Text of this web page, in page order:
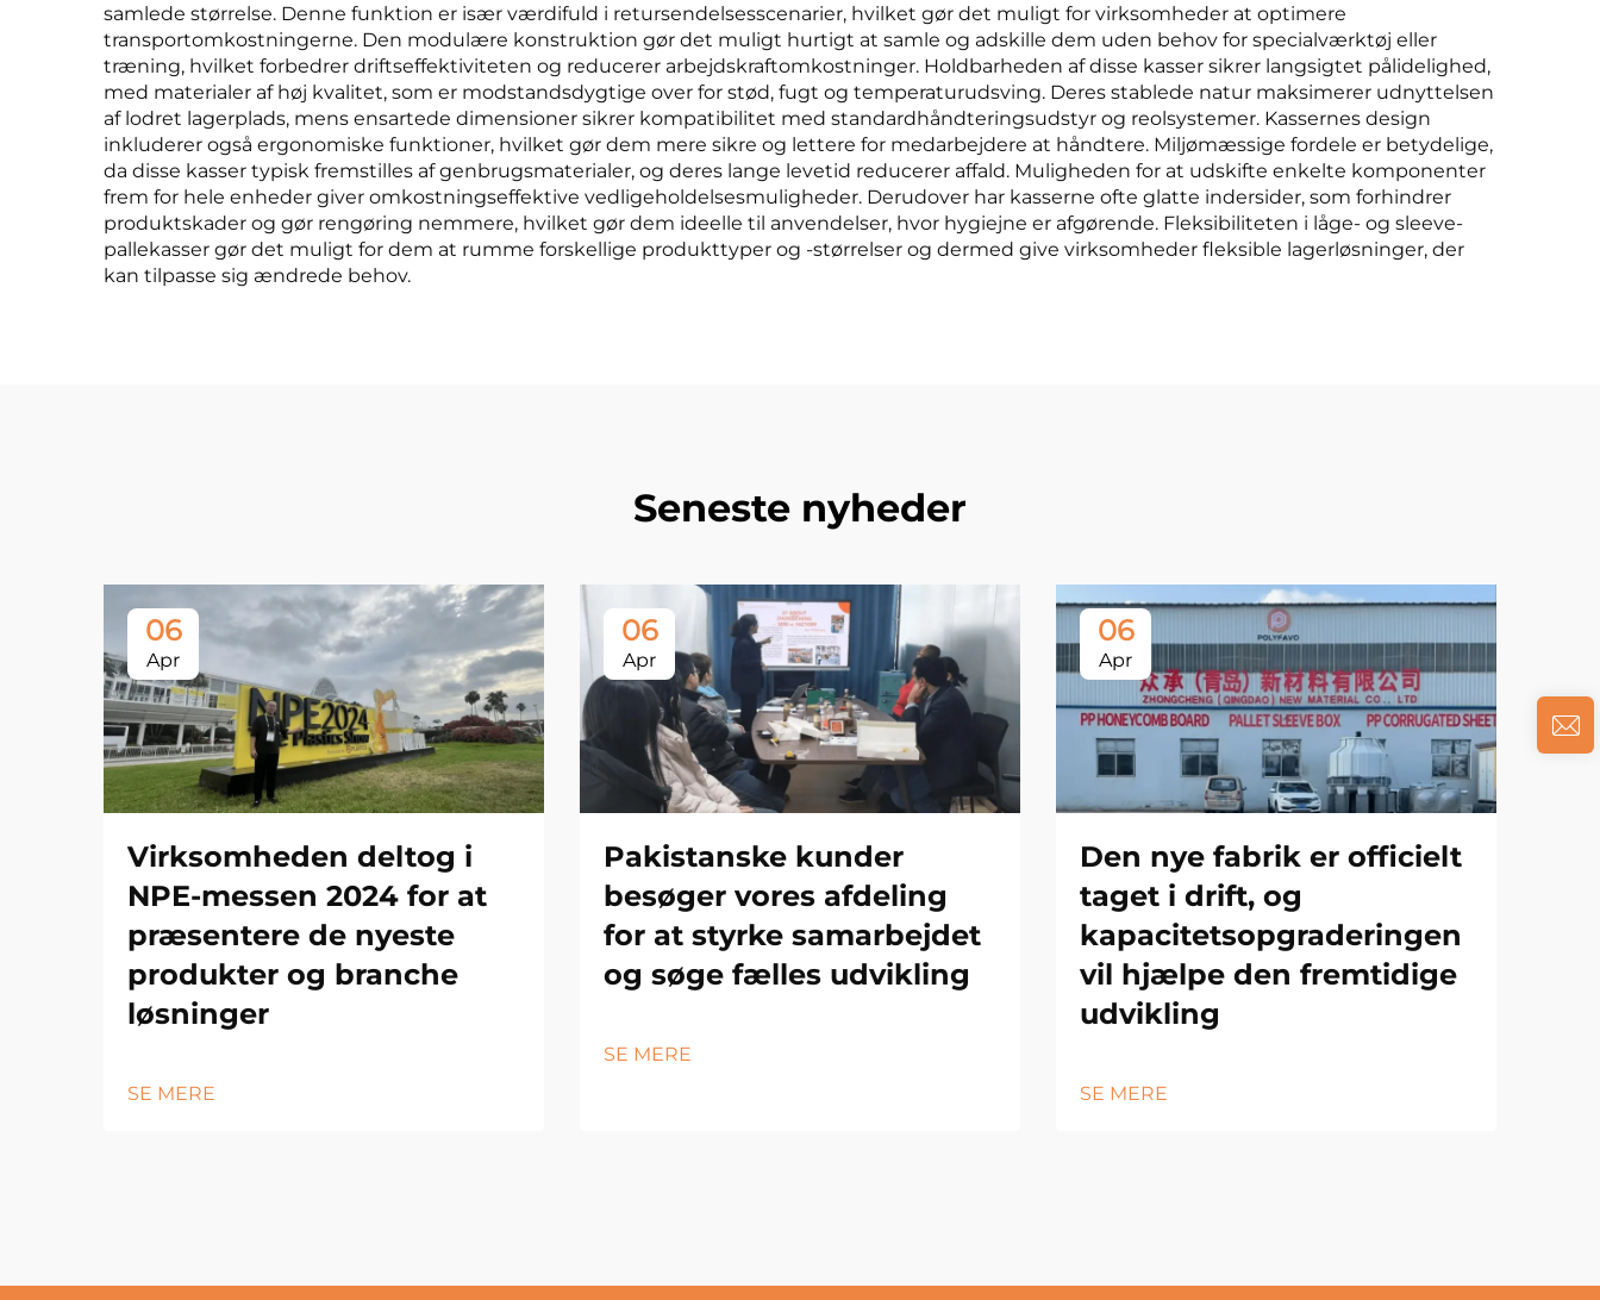
samlede størrelse. Denne funktion er især værdifuld i retursendelsesscenarier, hvilket gør det muligt for virksomheder at optimere
transportomkostningerne. Den modulære konstruktion gør det muligt hurtigt at samle og adskille dem uden behov for specialværktøj eller
træning, hvilket forbedrer driftseffektiviteten og reducerer arbejdskraftomkostninger. Holdbarheden af disse kasser sikrer langsigtet pålidelighed,
med materialer af høj kvalitet, som er modstandsdygtige over for stød, fugt og temperaturudsving. Deres stablede natur maksimerer udnyttelsen
af lodret lagerplads, mens ensartede dimensioner sikrer kompatibilitet med standardhåndteringsudstyr og reolsystemer. Kassernes design
inkluderer også ergonomiske funktioner, hvilket gør dem mere sikre og lettere for medarbejdere at håndtere. Miljømæssige fordele er betydelige,
da disse kasser typisk fremstilles af genbrugsmaterialer, og deres lange levetid reducerer affald. Muligheden for at udskifte enkelte komponenter
frem for hele enheder giver omkostningseffektive vedligeholdelsesmuligheder. Derudover har kasserne ofte glatte indersider, som forhindrer
produktskader og gør rengøring nemmere, hvilket gør dem ideelle til anvendelser, hvor hygiejne er afgørende. Fleksibiliteten i låge- og sleeve-
pallekasser gør det muligt for dem at rumme forskellige produkttyper og -størrelser og dermed give virksomheder fleksible lagerløsninger, der
kan tilpasse sig ændrede behov.
Seneste nyheder
06
Apr
Virksomheden deltog i
NPE-messen 2024 for at
præsentere de nyeste
produkter og branche
løsninger
SE MERE
06
Apr
Pakistanske kunder
besøger vores afdeling
for at styrke samarbejdet
og søge fælles udvikling
SE MERE
06
Apr
Den nye fabrik er officielt
taget i drift, og
kapacitetsopgraderingen
vil hjælpe den fremtidige
udvikling
SE MERE